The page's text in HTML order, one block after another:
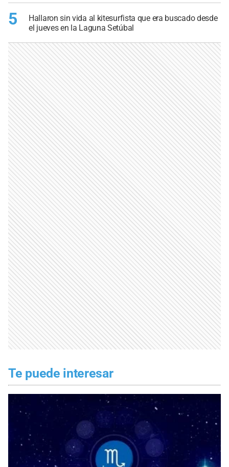
5
Hallaron sin vida al kitesurfista que era buscado desde
el jueves en la Laguna Setúbal
Te puede interesar